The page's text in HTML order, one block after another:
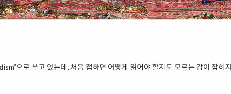
으로 쓰고 있는데, 처음 접하면 어떻게 읽어야 할지도 모르는 감이 잡히